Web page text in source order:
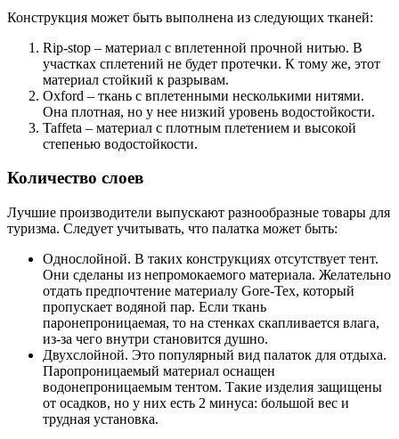
Конструкция может быть выполнена из следующих тканей:
Rip-stop – материал с вплетенной прочной нитью. В
участках сплетений не будет протечки. К тому же, этот
материал стойкий к разрывам.
Oxford – ткань с вплетенными несколькими нитями.
Она плотная, но у нее низкий уровень водостойкости.
Taffeta – материал с плотным плетением и высокой
степенью водостойкости.
Количество слоев
Лучшие производители выпускают разнообразные товары для
туризма. Следует учитывать, что палатка может быть:
Однослойной. В таких конструкциях отсутствует тент.
Они сделаны из непромокаемого материала. Желательно
отдать предпочтение материалу Gore-Tex, который
пропускает водяной пар. Если ткань
паронепроницаемая, то на стенках скапливается влага,
из-за чего внутри становится душно.
Двухслойной. Это популярный вид палаток для отдыха.
Паропроницаемый материал оснащен
водонепроницаемым тентом. Такие изделия защищены
от осадков, но у них есть 2 минуса: большой вес и
трудная установка.